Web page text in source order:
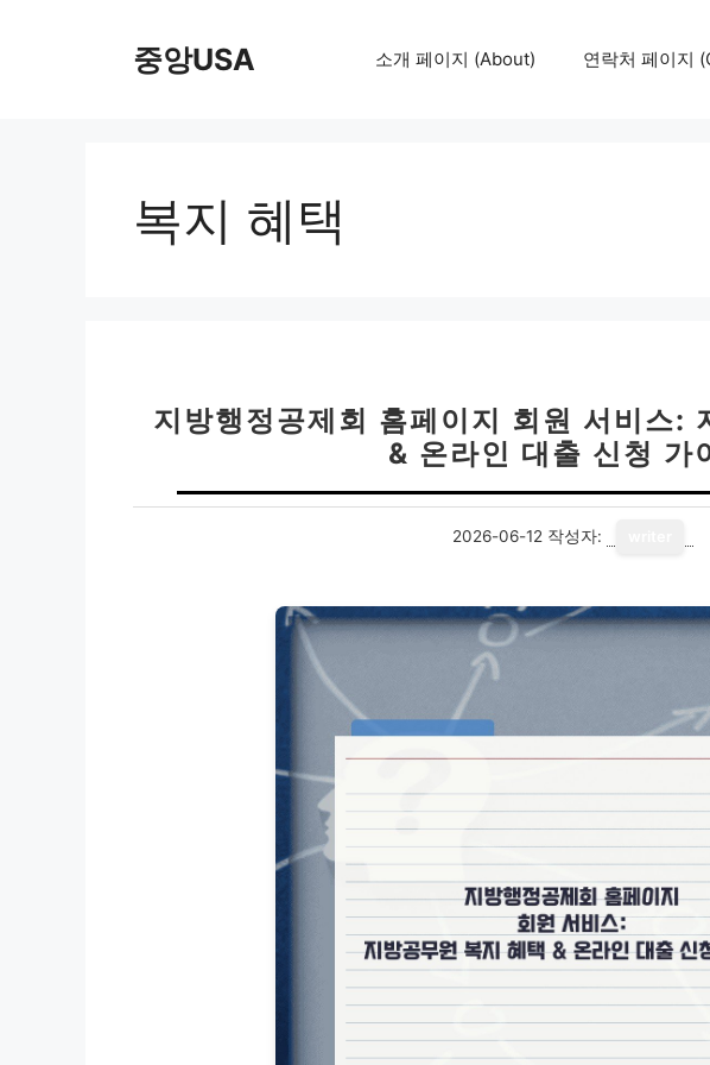
중앙USA 소개 페이지 (About) 연락처 페이지
복지 혜택
지방행정공제회 홈페이지 회원 서비스:
& 온라인 대출 신청 가
2026-06-12 작성자: